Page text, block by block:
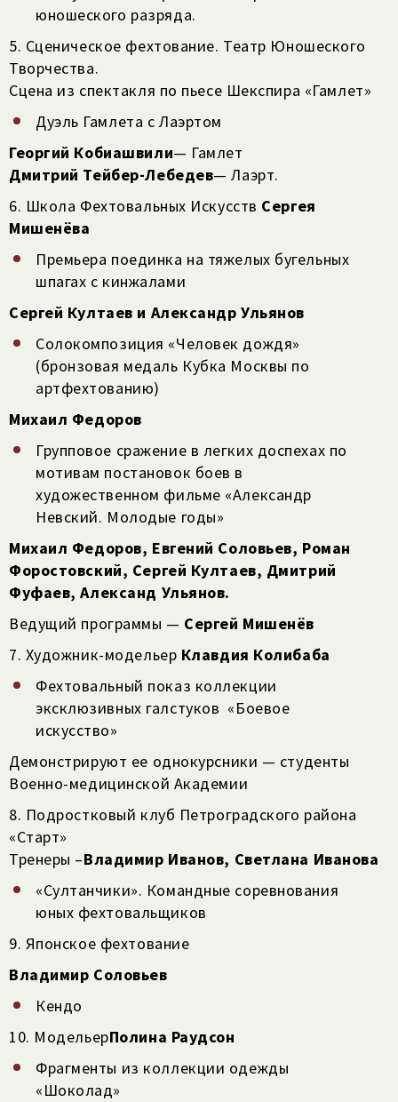
юношеского разряда.
5. Сценическое фехтование. Театр Юношеского
Творчества.
Сцена из спектакля по пьесе Шекспира «Гамлет»
Дуэль Гамлета с Лаэртом
Георгий Кобиашвили— Гамлет
Дмитрий Тейбер-Лебедев— Лаэрт.
6. Школа Фехтовальных Искусств Сергея
Мишенёва
Премьера поединка на тяжелых бугельных
шпагах с кинжалами
Сергей Култаев и Александр Ульянов
Солокомпозиция «Человек дождя»
(бронзовая медаль Кубка Москвы по
артфехтованию)
Михаил Федоров
Групповое сражение в легких доспехах по
мотивам постановок боев в
художественном фильме «Александр
Невский. Молодые годы»
Михаил Федоров, Евгений Соловьев, Роман
Форостовский, Сергей Култаев, Дмитрий
Фуфаев, Александ Ульянов.
Ведущий программы — Сергей Мишенёв
7. Художник-модельер Клавдия Колибаба
Фехтовальный показ коллекции
эксклюзивных галстуков «Боевое
искусство»
Демонстрируют ее однокурсники — студенты
Военно-медицинской Академии
8. Подростковый клуб Петроградского района
«Старт»
Тренеры –Владимир Иванов, Светлана Иванова
«Султанчики». Командные соревнования
юных фехтовальщиков
9. Японское фехтование
Владимир Соловьев
Кендо
10. МодельерПолина Раудсон
Фрагменты из коллекции одежды
«Шоколад»